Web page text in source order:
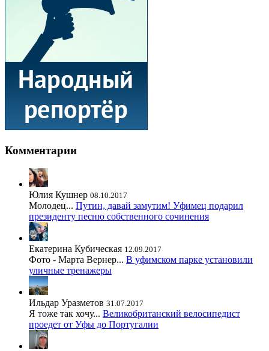
Комментарии
Юлия Кушнер 08.10.2017
Молодец... Путин, давай замутим! Уфимец подарил
президенту песню собственного сочинения
Екатерина Кубическая 12.09.2017
Фото - Марта Вернер... В уфимском парке установили
уличные тренажеры
Ильдар Уразметов 31.07.2017
Я тоже так хочу... Великобританский велосипедист
проедет от Уфы до Португалии